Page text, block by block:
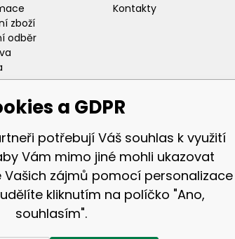
zboží
odběr
Kontakty
Zákaznická sekce
Přihlášení
a GDPR
potřebují Váš souhlas k využití
Vám mimo jiné mohli ukazovat
zájmů pomocí personalizace
kliknutím na políčko "Ano,
souhlasím".